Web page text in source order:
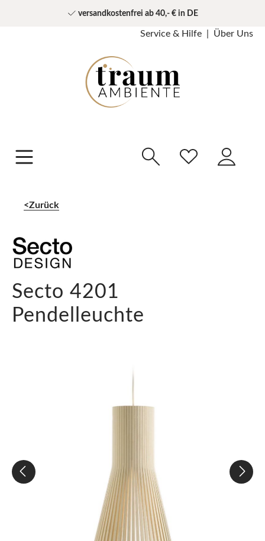
versandkostenfrei ab 40,- € in DE
Service & Hilfe Über Uns
Zurück
Secto 4201
Pendelleuchte